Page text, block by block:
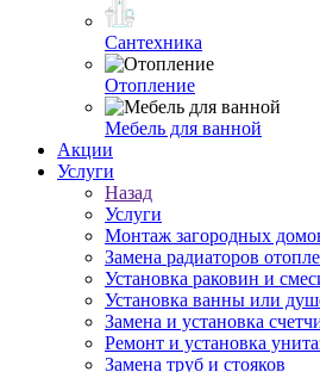
Сантехника
Отопление
Мебель для ванной
Акции
Услуги
Назад
Услуги
Монтаж загородных
Замена радиаторов
Установка раковин и
Установка ванны или
Замена и установка
Ремонт и установка
Замена труб и стояков